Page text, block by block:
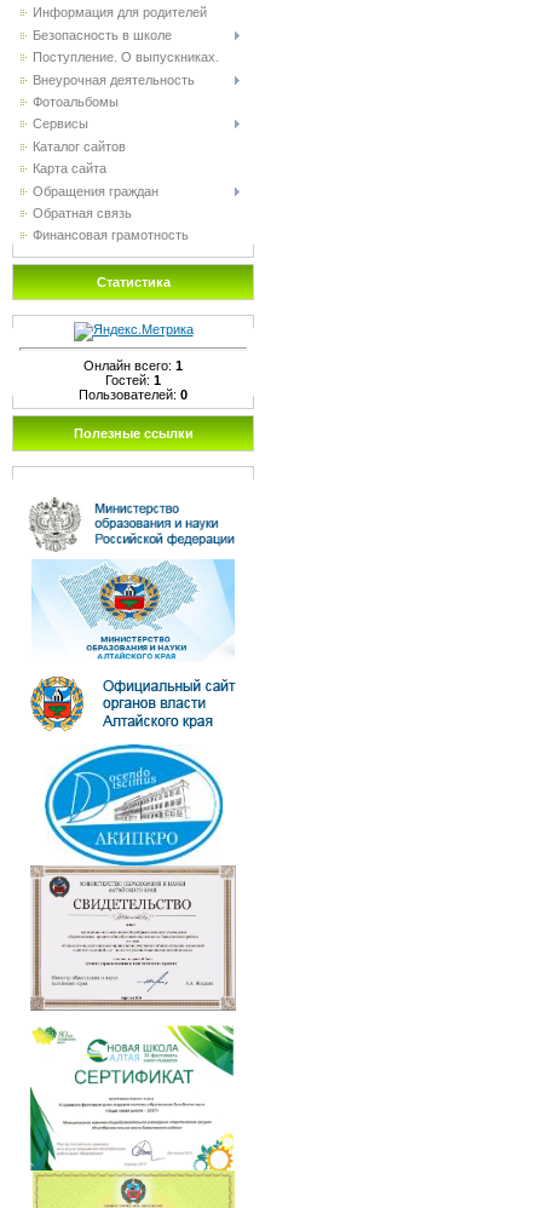
Информация для родителей
Безопасность в школе
Поступление. О выпускниках.
Внеурочная деятельность
Фотоальбомы
Сервисы
Каталог сайтов
Карта сайта
Обращения граждан
Обратная связь
Финансовая грамотность
Статистика
Онлайн всего: 1
Гостей: 1
Пользователей: 0
Полезные ссылки